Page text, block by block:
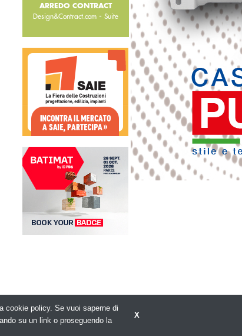
ARREDO CONTRACT
Design&Contract.com -Suite
policy X
cookie policy. Se vuoi saperne di
su un link o proseguendo la